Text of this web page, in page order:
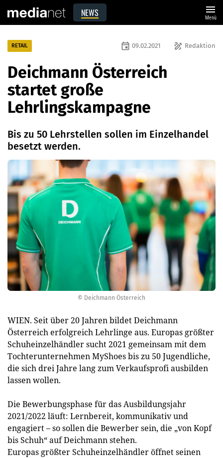
NEWS menu
Menü
© Deichmann Österreich
RETAIL draw Redaktion
event 09.02.2021
Deichmann Österreich
startet große
Lehrlingskampagne
Bis zu 50 Lehrstellen sollen im Einzelhandel
besetzt werden.
WIEN. Seit über 20 Jahren bildet Deichmann
Österreich erfolgreich Lehrlinge aus. Europas größter
Schuheinzelhändler sucht 2021 gemeinsam mit dem
Tochterunternehmen MyShoes bis zu 50 Jugendliche,
die sich drei Jahre lang zum Verkaufsprofi ausbilden
lassen wollen.
Die Bewerbungsphase für das Ausbildungsjahr
2021/2022 läuft: Lernbereit, kommunikativ und
engagiert – so sollen die Bewerber sein, die „von Kopf
bis Schuh“ auf Deichmann stehen.
Europas größter Schuheinzelhändler öffnet seinen